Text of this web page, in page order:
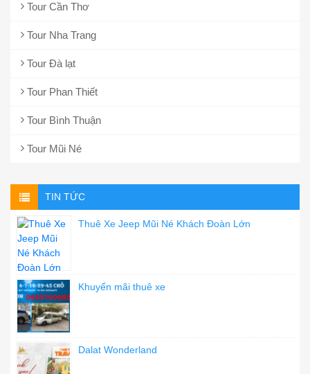
Tour Cần Thơ
Tour Nha Trang
Tour Đà lạt
Tour Phan Thiết
Tour Bình Thuận
Tour Mũi Né
TIN TỨC
Thuê Xe Jeep Mũi Né Khách Đoàn Lớn
Khuyến mãi thuê xe
Dalat Wonderland